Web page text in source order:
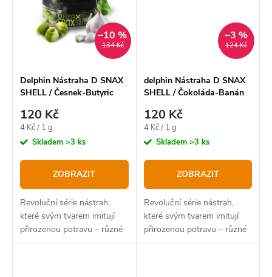
134 Kč
–10 %
Delphin Nástraha D SNAX
SHELL / Česnek-Butyric
120 Kč
Měrná
cena:
4 Kč / 1 g
Skladem >3 ks
ZOBRAZIT
Revoluční série nástrah,
které svým tvarem imitují
přirozenou potravu – různé
druhy plžů, což je činí
124 Kč
–3 %
delphin Nástraha D SNAX
SHELL / Čokoláda-Banán
120 Kč
Měrná
cena:
4 Kč / 1 g
Skladem >3 ks
ZOBRAZIT
Revoluční série nástrah,
které svým tvarem imitují
přirozenou potravu – různé
druhy plžů, což je činí